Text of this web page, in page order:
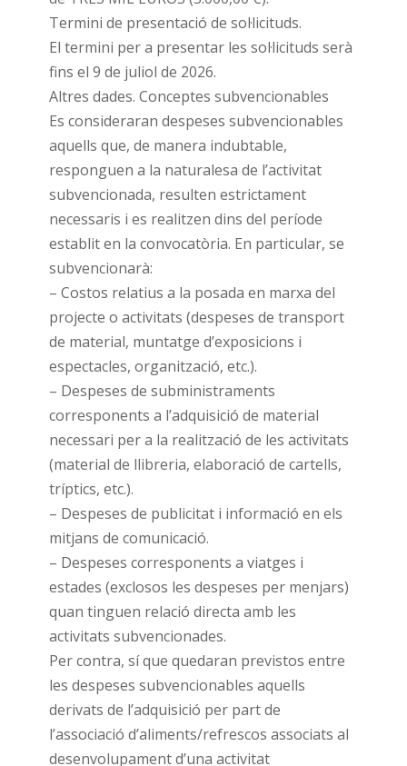
Termini de presentació de sol·licituds.
El termini per a presentar les sol·licituds serà
fins el 9 de juliol de 2026.
Altres dades. Conceptes subvencionables
Es consideraran despeses subvencionables
aquells que, de manera indubtable,
responguen a la naturalesa de l’activitat
subvencionada, resulten estrictament
necessaris i es realitzen dins del període
establit en la convocatòria. En particular, se
subvencionarà:
– Costos relatius a la posada en marxa del
projecte o activitats (despeses de transport
de material, muntatge d’exposicions i
espectacles, organització, etc.).
– Despeses de subministraments
corresponents a l’adquisició de material
necessari per a la realització de les activitats
(material de llibreria, elaboració de cartells,
tríptics, etc.).
– Despeses de publicitat i informació en els
mitjans de comunicació.
– Despeses corresponents a viatges i
estades (exclosos les despeses per menjars)
quan tinguen relació directa amb les
activitats subvencionades.
Per contra, sí que quedaran previstos entre
les despeses subvencionables aquells
derivats de l’adquisició per part de
l’associació d’aliments/refrescos associats al
desenvolupament d’una activitat